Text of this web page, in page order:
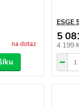
na dotaz
ESGE
5
4 199